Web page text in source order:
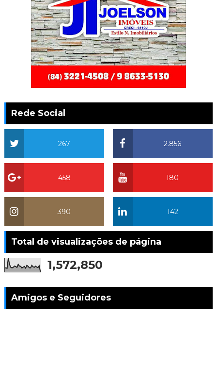
Rede Social
2.856
267
180
458
142
390
Total de visualizações de página
1,572,850
Amigos e Seguidores